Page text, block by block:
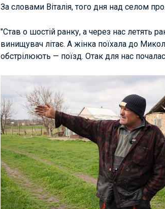
За словами Віталія, того дня над селом
"Став о шостій ранку, а через нас летять
винищувач літає. А жінка поїхала до
обстрілюють — поїзд. Отак для нас